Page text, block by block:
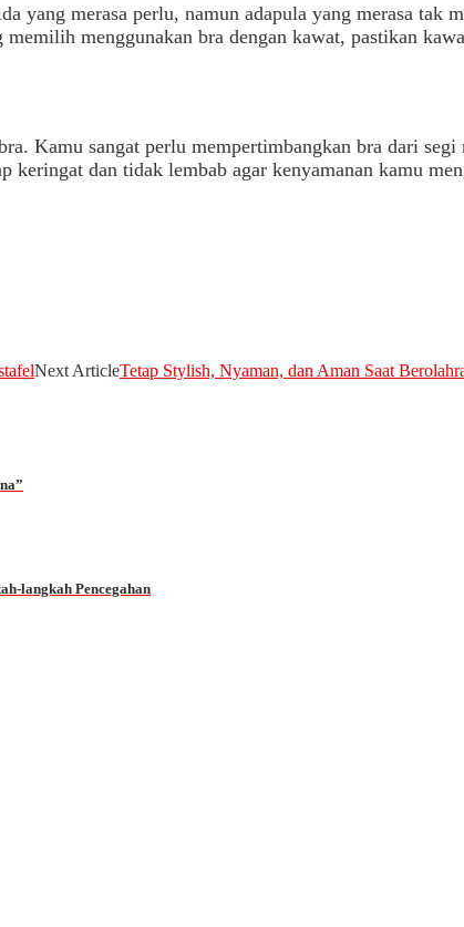
yang merasa perlu, namun adapula yang merasa tak
menggunakan bra dengan kawat, pastikan
Kamu sangat perlu mempertimbangkan bra dari
keringat dan tidak lembab agar kenyamanan kamu
Next ArticleTetap Stylish, Nyaman, dan Aman Saat
langkah Pencegahan